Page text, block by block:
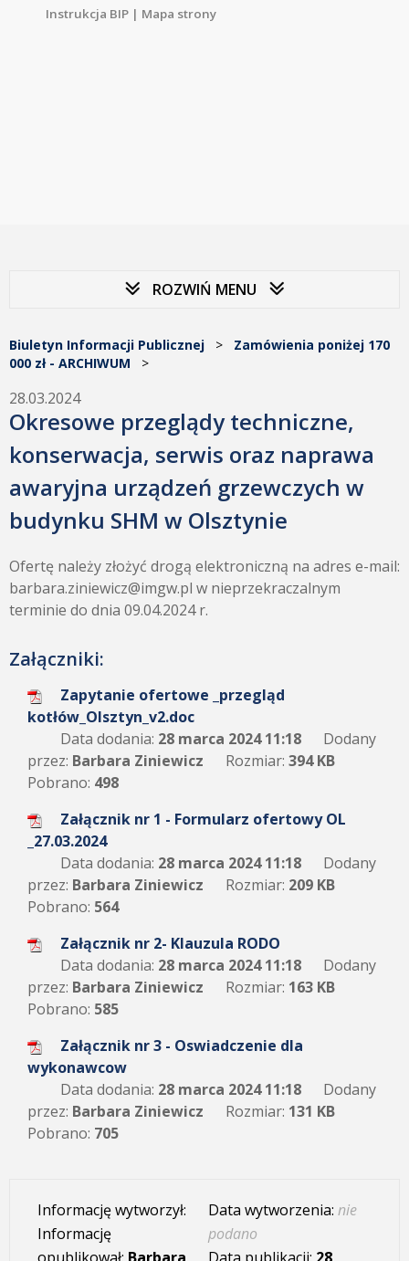
Instrukcja BIP | Mapa strony
ROZWIŃ MENU
Biuletyn Informacji Publicznej > Zamówienia poniżej 170
000 zł - ARCHIWUM >
28.03.2024
Okresowe przeglądy techniczne,
konserwacja, serwis oraz naprawa
awaryjna urządzeń grzewczych w
budynku SHM w Olsztynie
Ofertę należy złożyć drogą elektroniczną na adres e-mail:
barbara.ziniewicz@imgw.pl w nieprzekraczalnym
terminie do dnia 09.04.2024 r.
Załączniki:
Zapytanie ofertowe _przegląd
kotłów_Olsztyn_v2.doc
Data dodania: 28 marca 2024 11:18
Dodany
przez: Barbara Ziniewicz Rozmiar: 394 KB
Pobrano: 498
Załącznik nr 1 - Formularz ofertowy OL
_27.03.2024
Data dodania: 28 marca 2024 11:18
Dodany
przez: Barbara Ziniewicz Rozmiar: 209 KB
Pobrano: 564
Załącznik nr 2- Klauzula RODO
Data dodania: 28 marca 2024 11:18
Dodany
przez: Barbara Ziniewicz Rozmiar: 163 KB
Pobrano: 585
Załącznik nr 3 - Oswiadczenie dla
wykonawcow
Data dodania: 28 marca 2024 11:18
Dodany
przez: Barbara Ziniewicz Rozmiar: 131 KB
Pobrano: 705
Informację wytworzył:
Informację
Data wytworzenia: nie
podano